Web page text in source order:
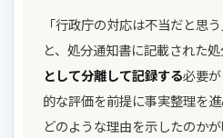
「行政庁の対応は不当だと思
と、処分通知書に記載された処
として分離して記録する必要
的な評価を前提に事実整理を
どのような理由を示したのかが